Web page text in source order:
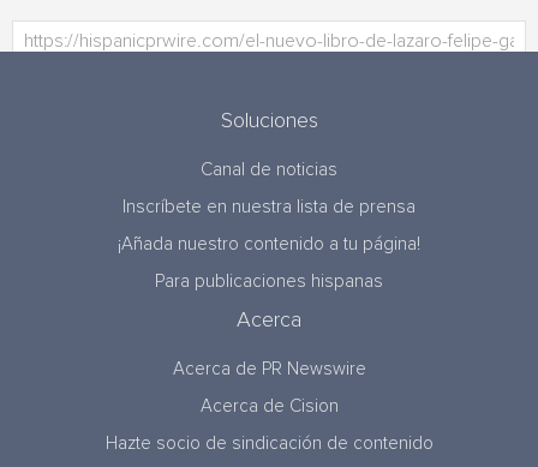
Soluciones
Canal de noticias
Inscríbete en nuestra lista de prensa
¡Añada nuestro contenido a tu página!
Para publicaciones hispanas
Acerca
Acerca de PR Newswire
Acerca de Cision
Hazte socio de sindicación de contenido